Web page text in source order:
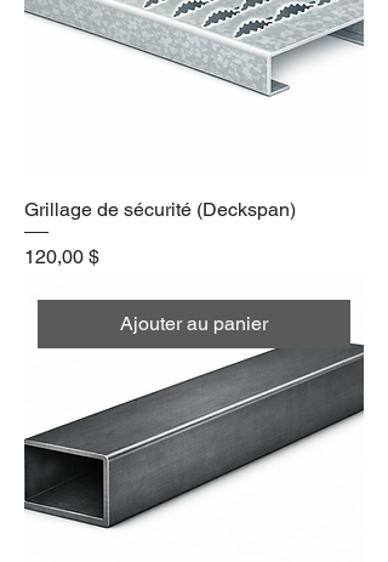
Grillage de sécurité (Deckspan)
Prix
120,00 $
Ajouter au panier